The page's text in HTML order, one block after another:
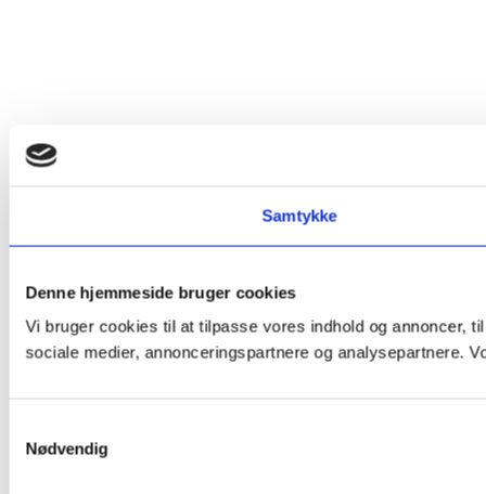
Samtykke
Denne hjemmeside bruger cookies
Vi bruger cookies til at tilpasse vores indhold og annoncer,
sociale medier, annonceringspartnere og analysepartnere.
Nødvendig